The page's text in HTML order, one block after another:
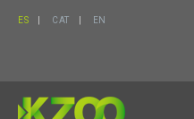
ES CAT EN